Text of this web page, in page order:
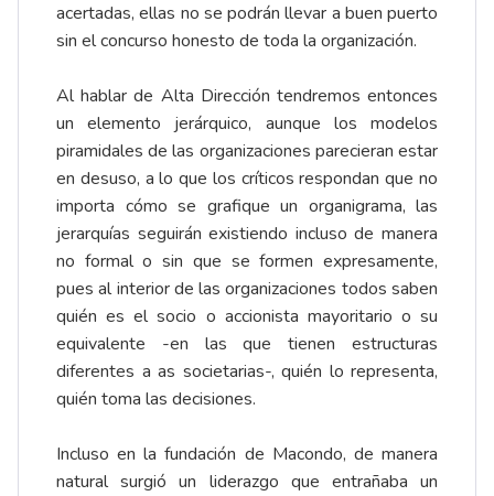
acertadas, ellas no se podrán llevar a buen puerto
sin el concurso honesto de toda la organización.
Al hablar de Alta Dirección tendremos entonces
un elemento jerárquico, aunque los modelos
piramidales de las organizaciones parecieran estar
en desuso, a lo que los críticos respondan que no
importa cómo se grafique un organigrama, las
jerarquías seguirán existiendo incluso de manera
no formal o sin que se formen expresamente,
pues al interior de las organizaciones todos saben
quién es el socio o accionista mayoritario o su
equivalente -en las que tienen estructuras
diferentes a as societarias-, quién lo representa,
quién toma las decisiones.
Incluso en la fundación de Macondo, de manera
natural surgió un liderazgo que entrañaba un